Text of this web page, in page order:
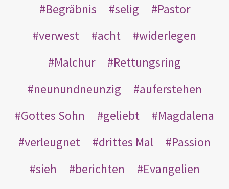
Begräbnis
selig
Pastor
verwest
acht
widerlegen
Malchur
Rettungsring
neunundneunzig
auferstehen
Gottes Sohn
geliebt
Magdalena
verleugnet
drittes Mal
Passion
sieh
berichten
Evangelien